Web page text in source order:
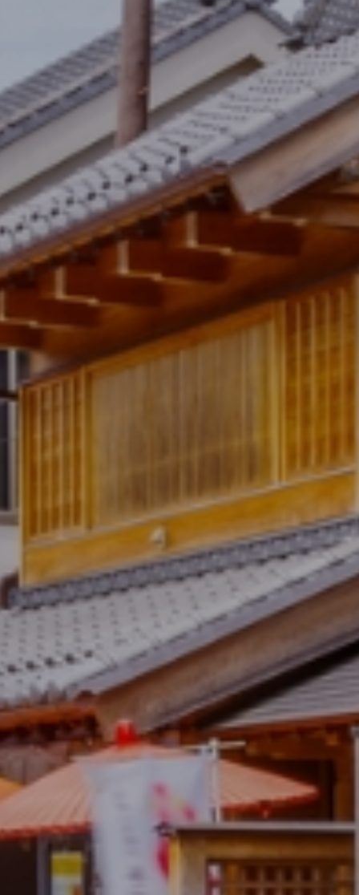
ふじみ野市、川越市、富士見市の不動
産売買は
私たち八点鐘にお任せください。
地元住民だからわかること、アドバイスできることがありま
八点鐘は実際にその地域に住むスタッフがお客様の立場に立
ったご提案をさせていただきます。